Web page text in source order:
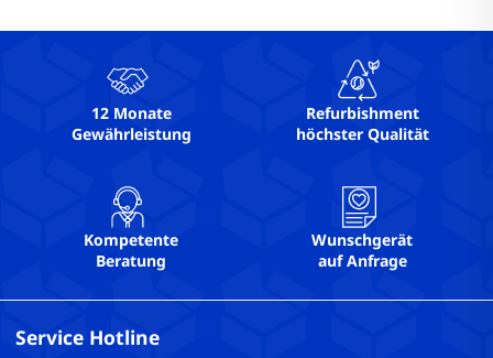
12 Monate
Gewährleistung
Refurbishment
höchster Qualität
Kompetente
Beratung
Wunschgerät
auf Anfrage
Service Hotline